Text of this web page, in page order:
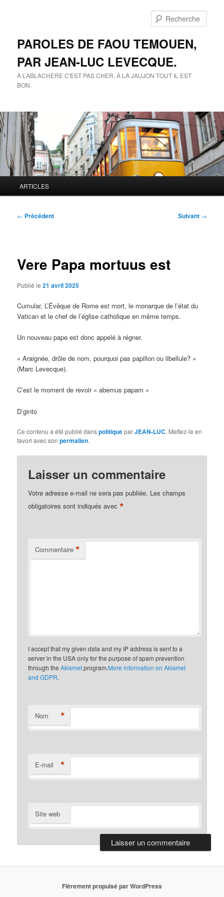
PAROLES DE FAOU TEMOUEN,
PAR JEAN-LUC LEVECQUE.
À LABLACHÈRE C'EST PAS CHER, À LA JAUJON TOUT IL EST
BON.
principal
ARTICLES
Navigation
← Précédent Suivant →
Vere Papa mortuus est
Publié le21 avril 2025
Cumular, L’Évêque de Rome est mort, le monarque de l’état du
Vatican et le chef de l’église catholique en même temps.
Un nouveau pape est donc appelé à régner.
« Araignée, drôle de nom, pourquoi pas papillon ou libellule? »
(Marc Levecque).
C’est le moment de revoir « abemus papam »
D’ginto
Ce contenu a été publié danspolitiqueparJEAN-LUC. Mettez-le en
favori avec sonpermalien.
Laisser un commentaire
Votre adresse e-mail ne sera pas publiée. Les champs
obligatoires sont indiqués avec*
Commentaire *
I accept that my given data and my IP address is sent to a
server in the USA only for the purpose of spam prevention
through theAkismetprogram.More information on Akismet
and GDPR.
Nom *
E-mail *
Site web
Fièrement propulsé par WordPress